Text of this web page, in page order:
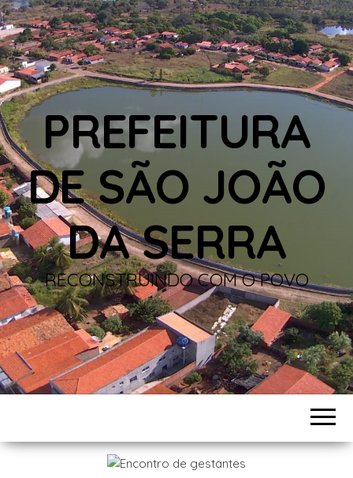
PREFEITURA
DE SÃO JOÃO
DA SERRA
RECONSTRUINDO COM O POVO